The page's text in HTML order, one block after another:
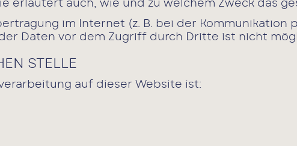
erläutert auch, wie und zu welchem Zweck das
im Internet (z. B. bei der Kommunikation
Daten vor dem Zugriff durch Dritte ist nicht
STELLE
auf dieser Website ist: